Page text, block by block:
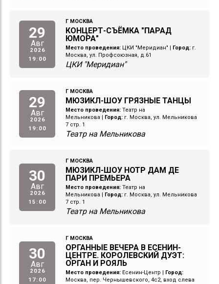
29
Авг
2026
19:00
Г МОСКВА
КОНЦЕРТ-СЪЁМКА "ПАРАД
ЮМОРА"
Место проведения: ЦКИ "Меридиан" Город: г.
Москва, ул. Профсоюзная, д.61
ЦКИ "Меридиан"
29
Авг
2026
19:00
Г МОСКВА
МЮЗИКЛ-ШОУ ГРЯЗНЫЕ ТАНЦЫ
Место проведения: Театр на
Мельникова
Город: г. Москва, ул. Мельникова
7 стр. 1
Театр на Мельникова
30
Авг
2026
15:00
Г МОСКВА
МЮЗИКЛ-ШОУ НОТР ДАМ ДЕ
ПАРИ ПРЕМЬЕРА
Место проведения: Театр на
Мельникова
Город: г. Москва, ул. Мельникова
7 стр. 1
Театр на Мельникова
30
Авг
2026
17:00
Г МОСКВА
ОРГАННЫЕ ВЕЧЕРА В ЕСЕНИН-
ЦЕНТРЕ. КОРОЛЕВСКИЙ ДУЭТ:
ОРГАН И РОЯЛЬ
Место проведения: Есенин-Центр
Город:
Москва, пер. Чернышевского, 4с2, вход слева